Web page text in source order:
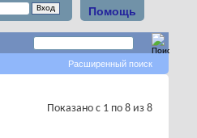
Помощь
Расширенный поиск
Показано с 1 по 8 из 8